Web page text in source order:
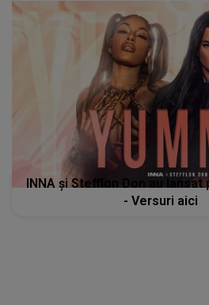
INNA și Stefflon Don au lansat
- Versuri aici